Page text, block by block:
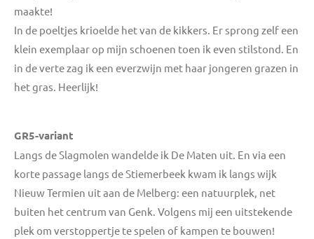
maakte!
In de poeltjes krioelde het van de kikkers. Er sprong zelf een
klein exemplaar op mijn schoenen toen ik even stilstond. En
in de verte zag ik een everzwijn met haar jongeren grazen in
het gras. Heerlijk!
GR5-variant
Langs de Slagmolen wandelde ik De Maten uit. En via een
korte passage langs de Stiemerbeek kwam ik langs wijk
Nieuw Termien uit aan de Melberg: een natuurplek, net
buiten het centrum van Genk. Volgens mij een uitstekende
plek om verstoppertje te spelen of kampen te bouwen!